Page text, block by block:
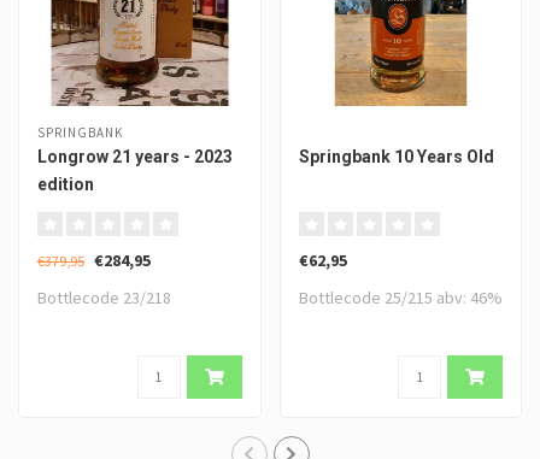
SPRINGBANK
Longrow 21 years - 2023
edition
€379,95 €284,95
Bottlecode 23/218
Springbank 10 Years Old
€62,95
Bottlecode 25/215 abv: 46%